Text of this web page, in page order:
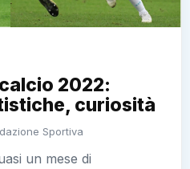
2022:
curiosità
Sportiva
un mese di